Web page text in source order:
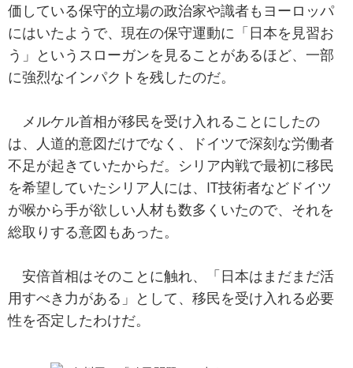
価している保守的立場の政治家や識者もヨーロッパ
にはいたようで、現在の保守運動に「日本を見習お
う」というスローガンを見ることがあるほど、一部
に強烈なインパクトを残したのだ。
メルケル首相が移民を受け入れることにしたの
は、人道的意図だけでなく、ドイツで深刻な労働者
不足が起きていたからだ。シリア内戦で最初に移民
を希望していたシリア人には、IT技術者などドイツ
が喉から手が欲しい人材も数多くいたので、それを
総取りする意図もあった。
安倍首相はそのことに触れ、「日本はまだまだ活
用すべき力がある」として、移民を受け入れる必要
性を否定したわけだ。